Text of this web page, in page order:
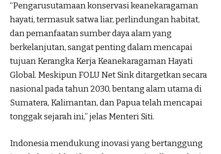
“Pengarusutamaan konservasi keanekaragaman
hayati, termasuk satwa liar, perlindungan habitat,
dan pemanfaatan sumber daya alam yang
berkelanjutan, sangat penting dalam mencapai
tujuan Kerangka Kerja Keanekaragaman Hayati
Global. Meskipun FOLU Net Sink ditargetkan secara
nasional pada tahun 2030, bentang alam utama di
Sumatera, Kalimantan, dan Papua telah mencapai
tonggak sejarah ini,” jelas Menteri Siti.
Indonesia mendukung inovasi yang bertanggung